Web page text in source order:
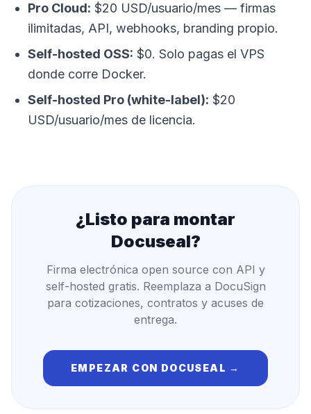
Pro Cloud: $20 USD/usuario/mes — firmas
ilimitadas, API, webhooks, branding propio.
Self-hosted OSS: $0. Solo pagas el VPS
donde corre Docker.
Self-hosted Pro (white-label): $20
USD/usuario/mes de licencia.
¿Listo para montar
Docuseal?
Firma electrónica open source con API y
self-hosted gratis. Reemplaza a DocuSign
para cotizaciones, contratos y acuses de
entrega.
EMPEZAR CON DOCUSEAL →